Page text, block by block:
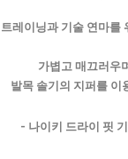
트레이닝과 기술 연마를
가볍고 매끄러우
발목 솔기의 지퍼를 이
- 나이키 드라이 핏